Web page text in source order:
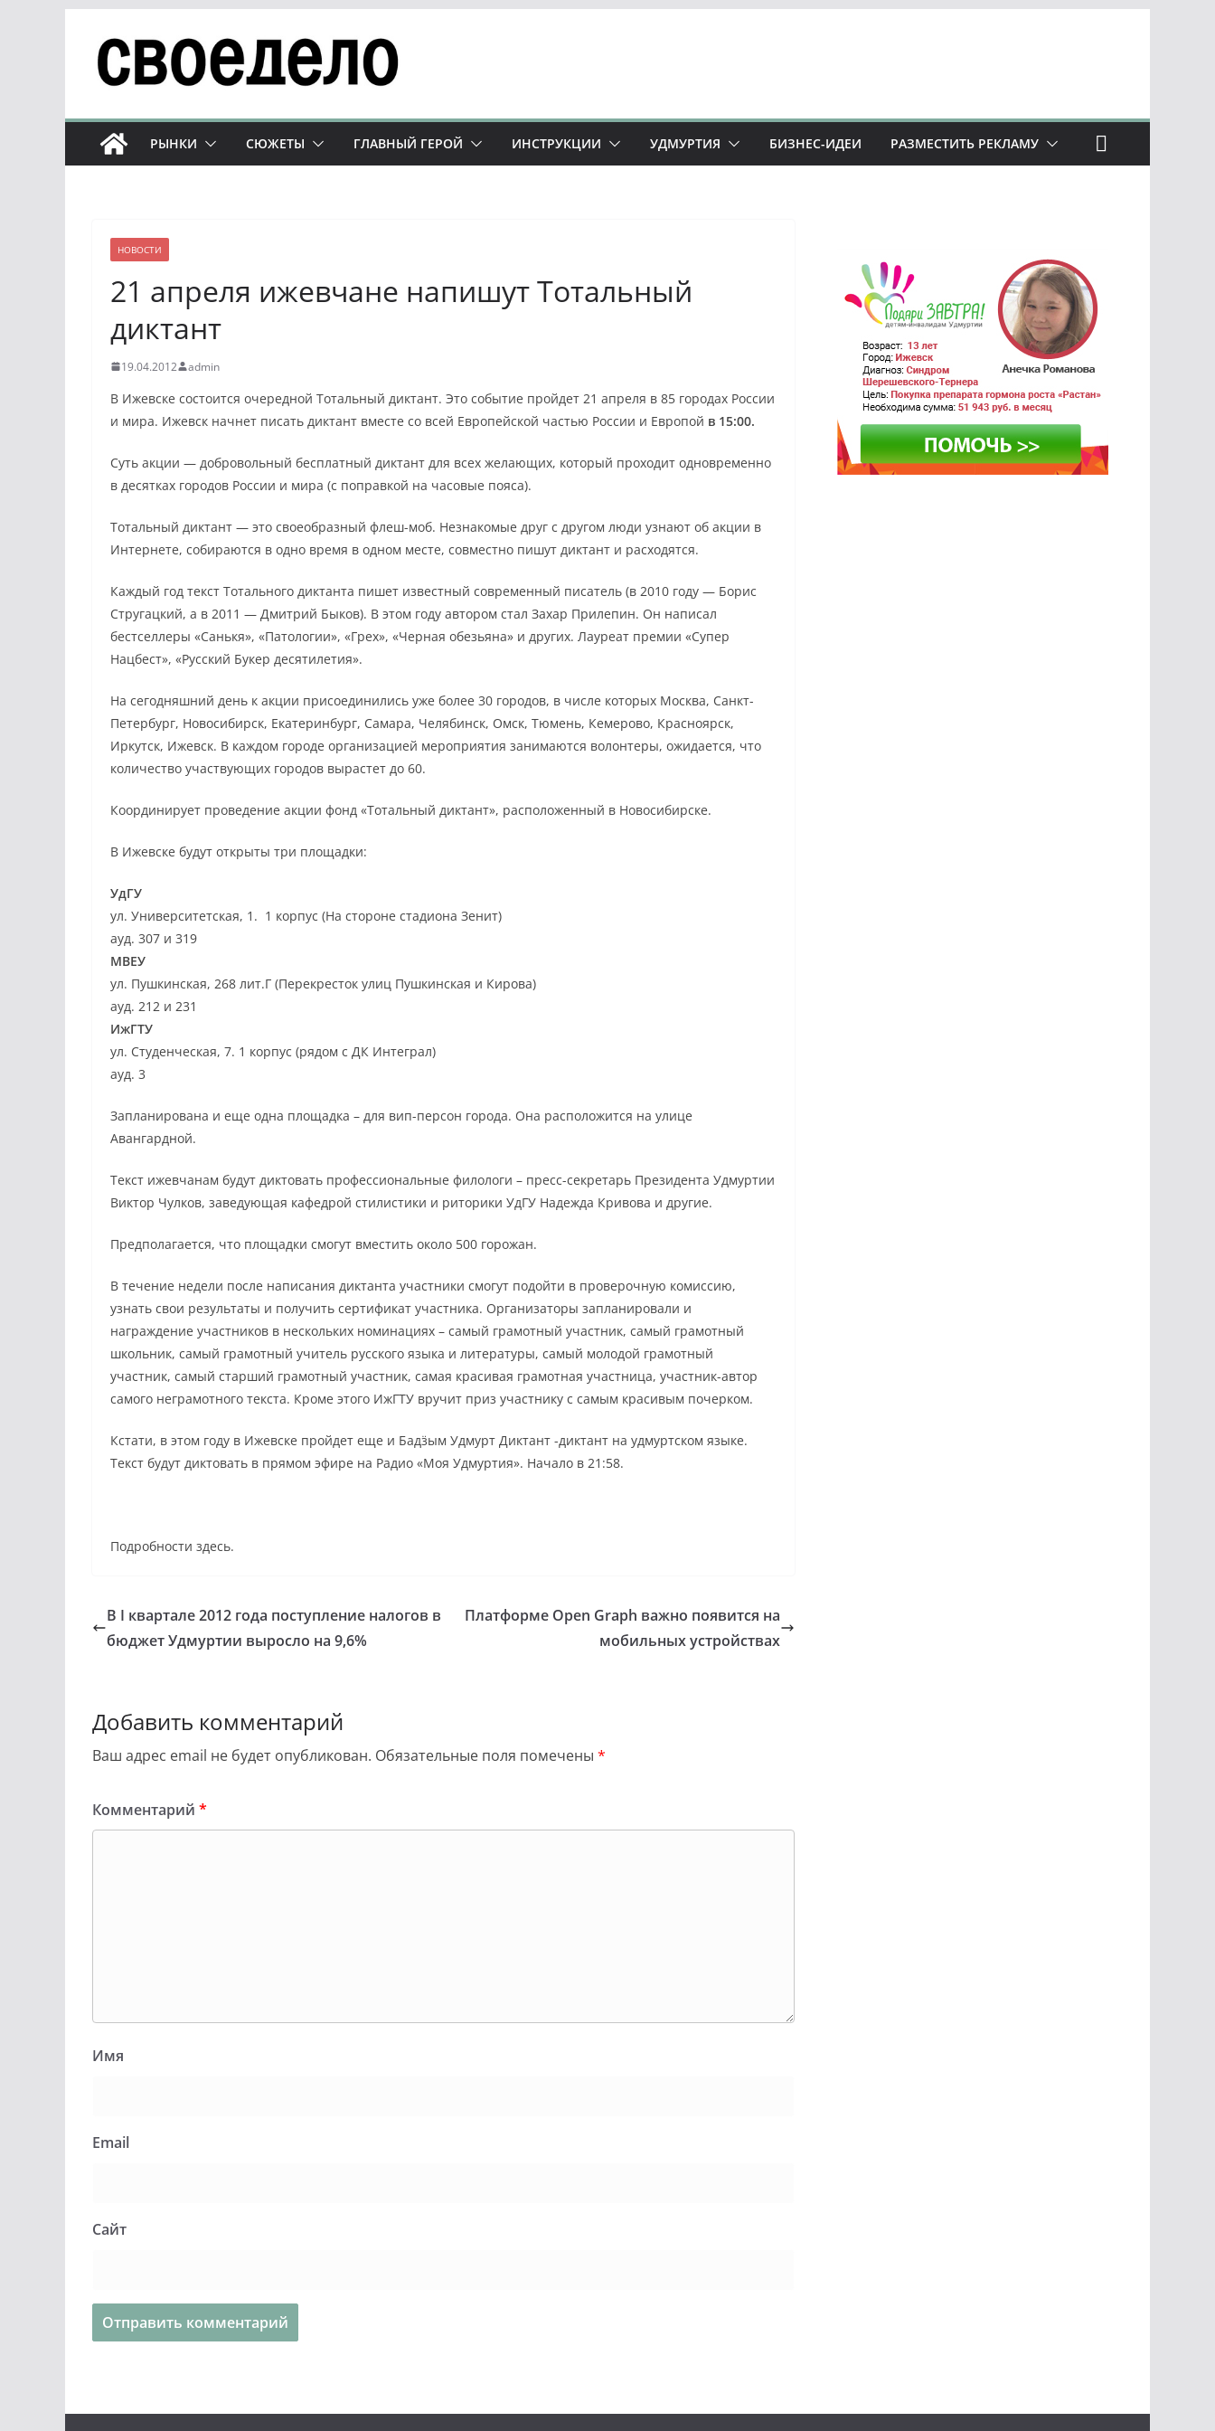
содержимому
РЫНКИ СЮЖЕТЫ ГЛАВНЫЙ ГЕРОЙ ИНСТРУКЦИИ УДМУРТИЯ БИЗНЕС-ИДЕИ РАЗМЕСТИТЬ РЕКЛАМУ
НОВОСТИ
21 апреля ижевчане напишут Тотальный
диктант
19.04.2012 admin
В Ижевске состоится очередной Тотальный диктант. Это событие пройдет 21 апреля в 85 городах России
и мира. Ижевск начнет писать диктант вместе со всей Европейской частью России и Европой в 15:00.
Суть акции — добровольный бесплатный диктант для всех желающих, который проходит одновременно
в десятках городов России и мира (с поправкой на часовые пояса).
Тотальный диктант — это своеобразный флеш-моб. Незнакомые друг с другом люди узнают об акции в
Интернете, собираются в одно время в одном месте, совместно пишут диктант и расходятся.
Каждый год текст Тотального диктанта пишет известный современный писатель (в 2010 году — Борис
Стругацкий, а в 2011 — Дмитрий Быков). В этом году автором стал Захар Прилепин. Он написал
бестселлеры «Санькя», «Патологии», «Грех», «Черная обезьяна» и других. Лауреат премии «Супер
Нацбест», «Русский Букер десятилетия».
На сегодняшний день к акции присоединились уже более 30 городов, в числе которых Москва, Санкт-
Петербург, Новосибирск, Екатеринбург, Самара, Челябинск, Омск, Тюмень, Кемерово, Красноярск,
Иркутск, Ижевск. В каждом городе организацией мероприятия занимаются волонтеры, ожидается, что
количество участвующих городов вырастет до 60.
Координирует проведение акции фонд «Тотальный диктант», расположенный в Новосибирске.
В Ижевске будут открыты три площадки:
УдГУ
ул. Университетская, 1. 1 корпус (На стороне стадиона Зенит)
ауд. 307 и 319
МВЕУ
ул. Пушкинская, 268 лит.Г (Перекресток улиц Пушкинская и Кирова)
ауд. 212 и 231
ИжГТУ
ул. Студенческая, 7. 1 корпус (рядом с ДК Интеграл)
ауд. 3
Запланирована и еще одна площадка – для вип-персон города. Она расположится на улице
Авангардной.
Текст ижевчанам будут диктовать профессиональные филологи – пресс-секретарь Президента Удмуртии
Виктор Чулков, заведующая кафедрой стилистики и риторики УдГУ Надежда Кривова и другие.
Предполагается, что площадки смогут вместить около 500 горожан.
В течение недели после написания диктанта участники смогут подойти в проверочную комиссию,
узнать свои результаты и получить сертификат участника. Организаторы запланировали и
награждение участников в нескольких номинациях – самый грамотный участник, самый грамотный
школьник, самый грамотный учитель русского языка и литературы, самый молодой грамотный
участник, самый старший грамотный участник, самая красивая грамотная участница, участник-автор
самого неграмотного текста. Кроме этого ИжГТУ вручит приз участнику с самым красивым почерком.
Кстати, в этом году в Ижевске пройдет еще и Бадӟым Удмурт Диктант -диктант на удмуртском языке.
Текст будут диктовать в прямом эфире на Радио «Моя Удмуртия». Начало в 21:58.
Подробности здесь.
В I квартале 2012 года поступление налогов в
бюджет Удмуртии выросло на 9,6%
Платформе Open Graph важно появится на
мобильных устройствах
Добавить комментарий
Ваш адрес email не будет опубликован. Обязательные поля помечены *
Комментарий *
Имя
Email
Сайт